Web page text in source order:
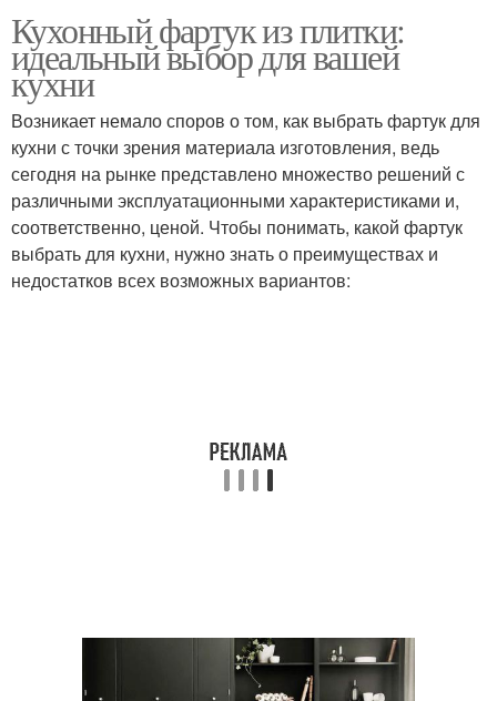
Кухонный фартук из плитки:
идеальный выбор для вашей
кухни
Возникает немало споров о том, как выбрать фартук для
кухни с точки зрения материала изготовления, ведь
сегодня на рынке представлено множество решений с
различными эксплуатационными характеристиками и,
соответственно, ценой. Чтобы понимать, какой фартук
выбрать для кухни, нужно знать о преимуществах и
недостатков всех возможных вариантов: